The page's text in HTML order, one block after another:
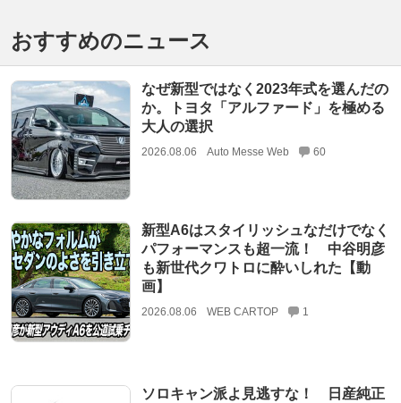
おすすめのニュース
なぜ新型ではなく2023年式を選んだの
か。トヨタ「アルファード」を極める
大人の選択
2026.08.06 Auto Messe Web 60
新型A6はスタイリッシュなだけでなく
パフォーマンスも超一流！ 中谷明彦
も新世代クワトロに酔いしれた【動
画】
2026.08.06 WEB CARTOP 1
ソロキャン派よ見逃すな！ 日産純正